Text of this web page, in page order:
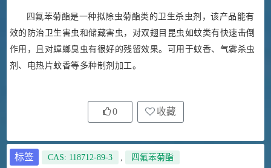
四氟苯菊酯是一种拟除虫菊酯类的卫生杀虫剂，该产品能有
效的防治卫生害虫和储藏害虫，对双翅目昆虫如蚊类有快速击倒
作用，且对蟑螂臭虫有很好的残留效果。可用于蚊香、气雾杀虫
剂、电热片蚊香等多种制剂加工。
0 收藏
标签 CAS: 118712-89-3 , 四氟苯菊酯